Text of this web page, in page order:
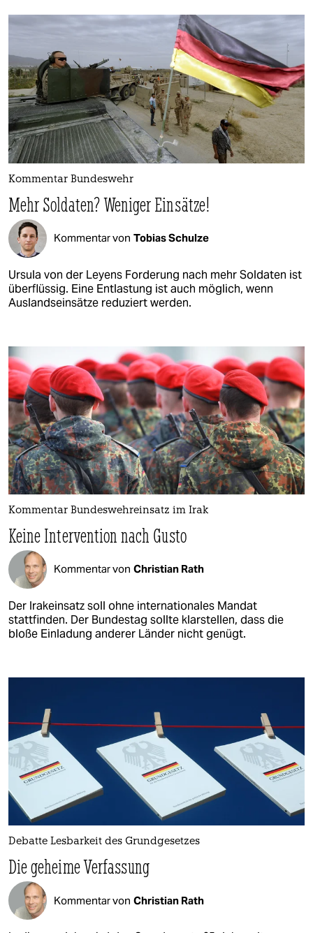
Kommentar Bundeswehr
Mehr Soldaten? Weniger Einsätze!
Kommentar von Tobias Schulze
Ursula von der Leyens Forderung nach mehr Soldaten ist
überflüssig. Eine Entlastung ist auch möglich, wenn
Auslandseinsätze reduziert werden.
Kommentar Bundeswehreinsatz im Irak
Keine Intervention nach Gusto
Kommentar von Christian Rath
Der Irakeinsatz soll ohne internationales Mandat
stattfinden. Der Bundestag sollte klarstellen, dass die
bloße Einladung anderer Länder nicht genügt.
Debatte Lesbarkeit des Grundgesetzes
Die geheime Verfassung
Kommentar von Christian Rath